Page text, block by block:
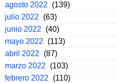
agosto 2022
(139)
julio 2022
(63)
junio 2022
(40)
mayo 2022
(113)
abril 2022
(87)
marzo 2022
(103)
febrero 2022
(110)